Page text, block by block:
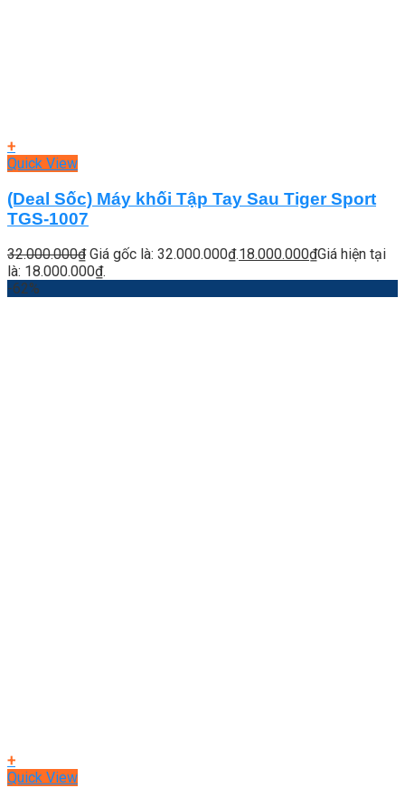
+
Quick View
(Deal Sốc) Máy khối Tập Tay Sau Tiger Sport
TGS-1007
32.000.000₫ Giá gốc là: 32.000.000₫.18.000.000₫Giá hiện tại
là: 18.000.000₫.
-62%
+
Quick View